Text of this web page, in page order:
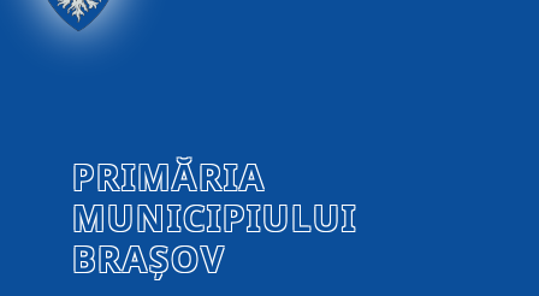
PRIMĂRIA
MUNICIPIULUI
BRAȘOV